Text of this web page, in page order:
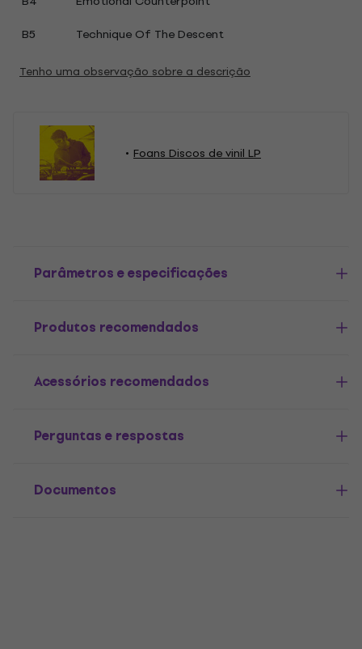
B5
Technique Of The Descent
Tenho uma observação sobre a descrição
Foans Discos de vinil LP
Parâmetros e especificações
Produtos recomendados
Acessórios recomendados
Perguntas e respostas
Documentos